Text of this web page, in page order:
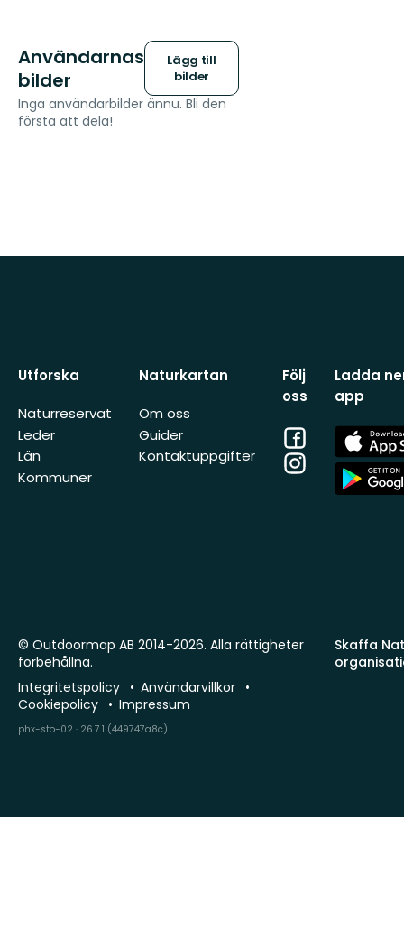
Användarnas
bilder
Lägg till
bilder
Inga användarbilder ännu. Bli den
första att dela!
Utforska
Naturreservat
Leder
Län
Kommuner
Naturkartan
Om oss
Guider
Kontaktuppgifter
Följ
oss
Facebook
Instagram
Ladda
app
App
Store
App
Store
Skaffa
© Outdoormap AB 2014-2026. Alla rättigheter
förbehållna.
Integritetspolicy
Användarvillkor
Cookiepolicy
Impressum
phx-sto-02 · 26.7.1 (449747a8c)